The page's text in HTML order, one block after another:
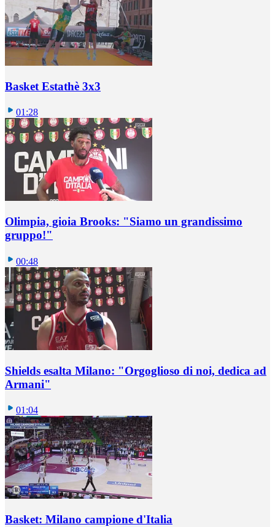
Basket Estathè 3x3
01:28
Olimpia, gioia Brooks: "Siamo un grandissimo
gruppo!"
00:48
Shields esalta Milano: "Orgoglioso di noi, dedica ad
Armani"
01:04
Basket: Milano campione d'Italia